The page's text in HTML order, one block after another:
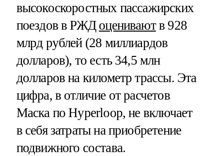
высокоскоростных пассажирских
поездов в РЖД оцениваютв 928
млрд рублей (28 миллиардов
долларов), то есть 34,5 млн
долларов на километр трассы. Эта
цифра, в отличие от расчетов
Маска по Hyperloop, не включает
в себя затраты на приобретение
подвижного состава.